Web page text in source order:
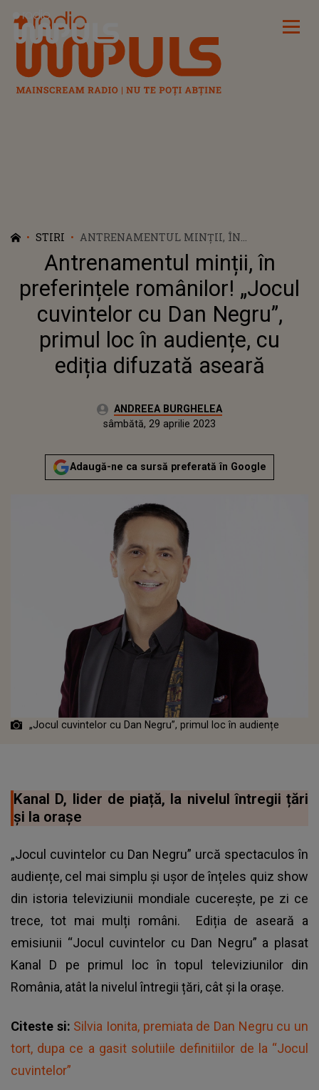
Radio Impuls
STIRI
ANTRENAMENTUL MINȚII, ÎN
PREFERINȚELE ROMÂNILOR! „JOCUL
CUVINTELOR CU DAN NEGRU”, PRIMUL
LOC ÎN AUDIENȚE, CU EDIȚIA DIFUZATĂ
ASEARĂ
Antrenamentul minții, în
preferințele românilor! „Jocul
cuvintelor cu Dan Negru”,
primul loc în audiențe, cu
ediția difuzată aseară
Autor:ANDREEA BURGHELEA
vineri, 29 aprilie 2022Actualizat:
sâmbătă, 29 aprilie 2023
Adaugă-ne ca sursă preferată în Google
„Jocul cuvintelor cu Dan Negru”, primul loc în audiențe
Kanal D, lider de piață, la nivelul întregii țări
și la orașe
„Jocul cuvintelor cu Dan Negru” urcă spectaculos în
audiențe, cel mai simplu și ușor de înțeles quiz show
din istoria televiziunii mondiale cucerește, pe zi ce
trece, tot mai mulți români. Ediția de aseară a
emisiunii “Jocul cuvintelor cu Dan Negru” a plasat
Kanal D pe primul loc în topul televiziunilor din
România, atât la nivelul întregii țări, cât și la orașe.
Citeste si: Silvia Ionita, premiata de Dan Negru cu un
tort, dupa ce a gasit solutiile definitiilor de la “Jocul
cuvintelor”